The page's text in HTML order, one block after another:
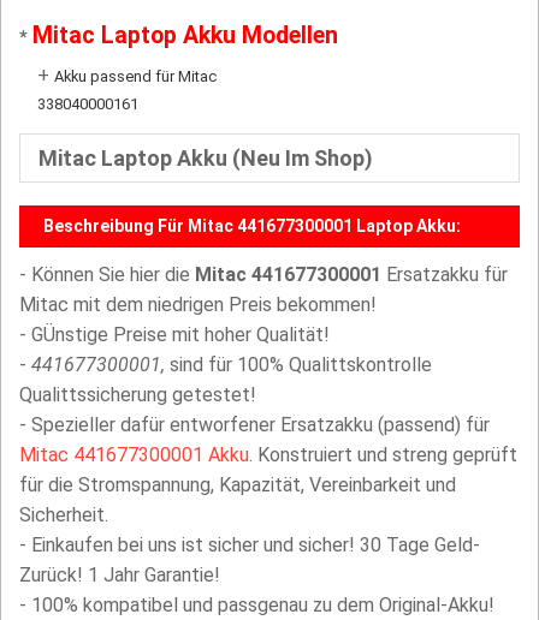
* Mitac Laptop Akku Modellen
+ Akku passend für Mitac
338040000161
Mitac Laptop Akku (Neu Im Shop)
Beschreibung Für Mitac 441677300001 Laptop Akku:
- Können Sie hier die Mitac 441677300001 Ersatzakku für
Mitac mit dem niedrigen Preis bekommen!
- GÜnstige Preise mit hoher Qualität!
- 441677300001, sind für 100% Qualittskontrolle
Qualittssicherung getestet!
- Spezieller dafür entworfener Ersatzakku (passend) für
Mitac 441677300001 Akku. Konstruiert und streng geprüft
für die Stromspannung, Kapazität, Vereinbarkeit und
Sicherheit.
- Einkaufen bei uns ist sicher und sicher! 30 Tage Geld-
Zurück! 1 Jahr Garantie!
- 100% kompatibel und passgenau zu dem Original-Akku!